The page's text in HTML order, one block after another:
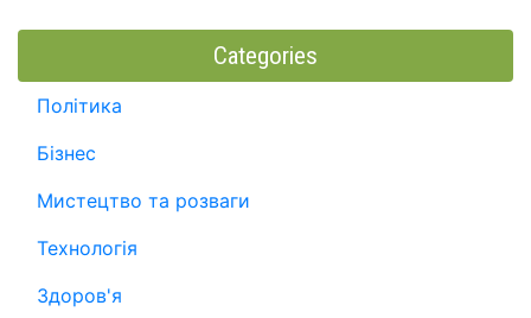
Categories
Політика
Бізнес
Мистецтво та розваги
Технологія
Здоров'я